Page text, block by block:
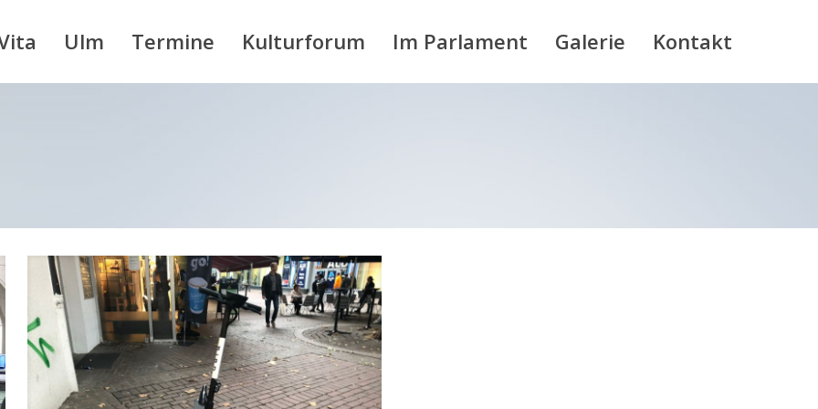
Ulm Termine Kulturforum Im Parlament Galerie Kontakt